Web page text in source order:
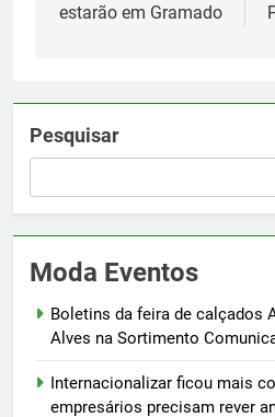
estarão em Gramado
Pesquisar
Moda Eventos
Boletins da feira de calçados
Alves na Sortimento
Internacionalizar ficou mais
empresários precisam rever